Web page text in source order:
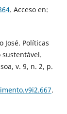
. Acceso en:
José. Políticas
v. 9, n. 2, p.
.